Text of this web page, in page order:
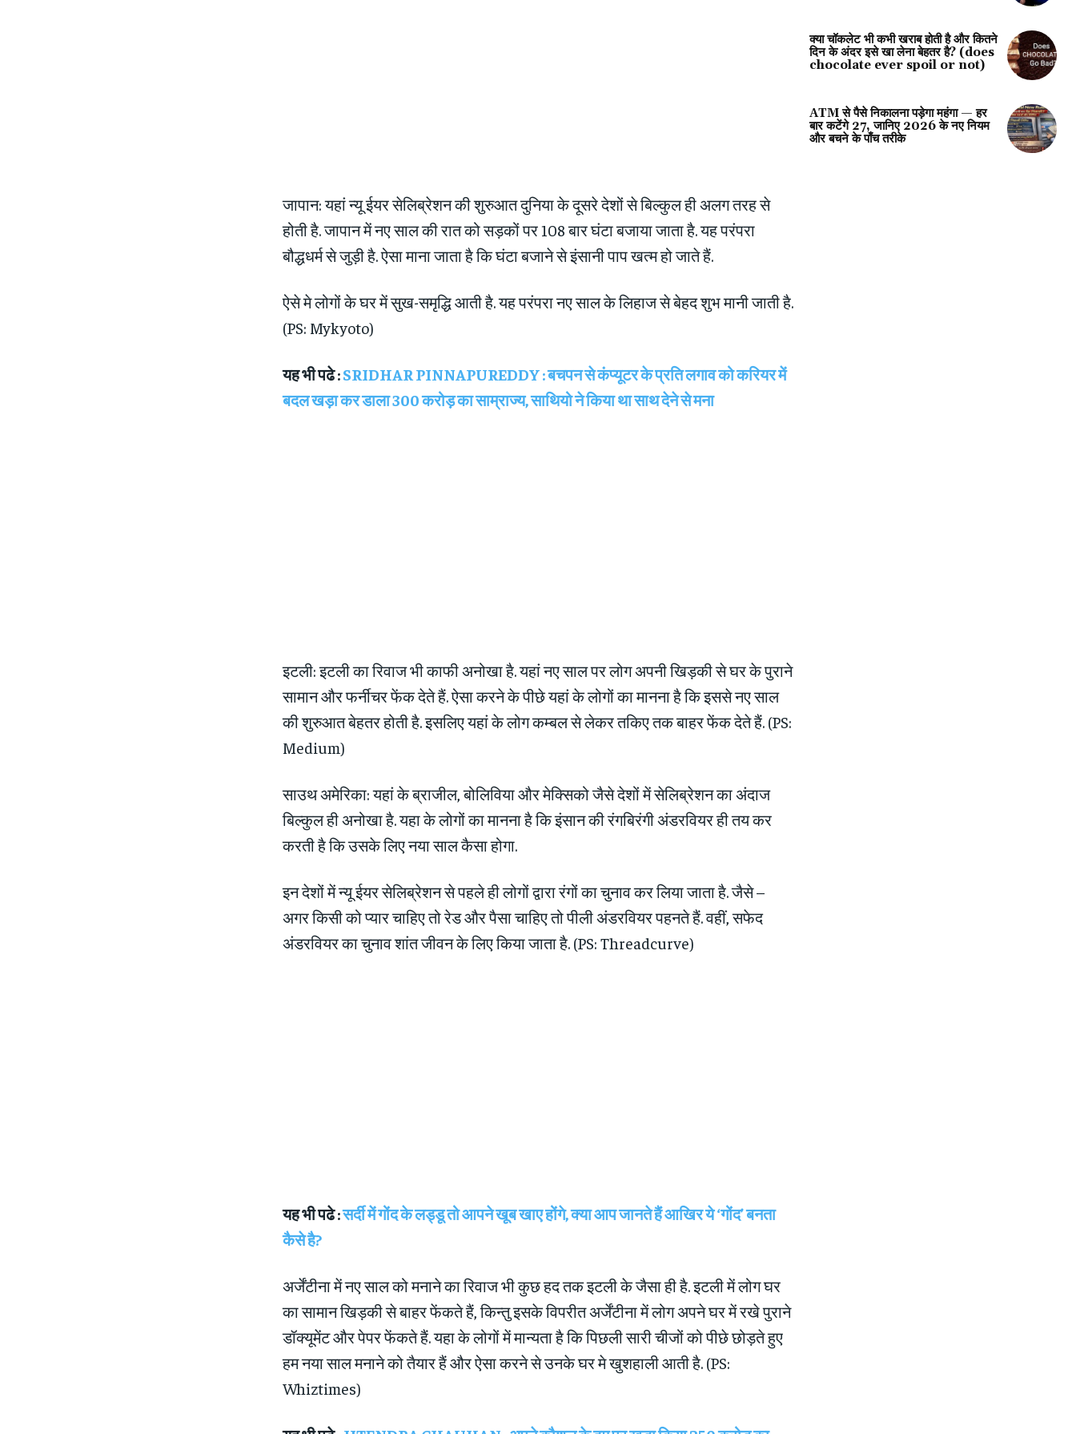
जापान: यहां न्‍यू ईयर सेलिब्रेशन की शुरुआत दुनिया के दूसरे देशों से बिल्‍कुल ही अलग तरह से
होती है. जापान में नए साल की रात को सड़कों पर 108 बार घंटा बजाया जाता है. यह परंपरा
बौद्धधर्म से जुड़ी है. ऐसा माना जाता है कि घंटा बजाने से इंसानी पाप खत्‍म हो जाते हैं.
ऐसे मे लोगों के घर में सुख-समृद्ध‍ि आती है. यह परंपरा नए साल के लिहाज से बेहद शुभ मानी जाती है.
(PS: Mykyoto)
यह भी पढे :SRIDHAR PINNAPUREDDY : बचपन से कंप्यूटर के प्रति लगाव को करियर में
बदल खड़ा कर डाला 300 करोड़ का साम्राज्य, साथियो ने किया था साथ देने से मना
इटली: इटली का रिवाज भी काफी अनोखा है. यहां नए साल पर लोग अपनी खिड़की से घर के पुराने
सामान और फर्नीचर फेंक देते हैं. ऐसा करने के पीछे यहां के लोगों का मानना है कि इससे नए साल
की शुरुआत बेहतर होती है. इसलिए यहां के लोग कम्‍बल से लेकर तकिए तक बाहर फेंक देते हैं. (PS:
Medium)
साउथ अमेरिका: यहां के ब्राजील, बोलिविया और मेक्सिको जैसे देशों में सेलिब्रेशन का अंदाज
बिल्‍कुल ही अनोखा है. यहा के लोगों का मानना है कि इंसान की रंगबिरंगी अंडरवियर ही तय कर
करती है कि उसके लिए नया साल कैसा होगा.
इन देशों में न्‍यू ईयर सेलिब्रेशन से पहले ही लोगों द्वारा रंगों का चुनाव कर लिया जाता है. जैसे –
अगर किसी को प्‍यार चाहिए तो रेड और पैसा चाहिए तो पीली अंडरवियर पहनते हैं. वहीं, सफेद
अंड‍रवियर का चुनाव शांत जीवन के लिए किया जाता है. (PS: Threadcurve)
यह भी पढे :सर्दी में गोंद के लड्डू तो आपने खूब खाए होंगे, क्या आप जानते हैं आखिर ये ‘गोंद’ बनता
कैसे है?
अर्जेंटीना में नए साल को मनाने का रिवाज भी कुछ हद तक इटली के जैसा ही है. इटली में लोग घर
का सामान खिड़की से बाहर फेंकते हैं, किन्तु इसके विपरीत अर्जेंटीना में लोग अपने घर में रखे पुराने
डॉक्‍यूमेंट और पेपर फेंकते हैं. यहा के लोगों में मान्‍यता है कि पिछली सारी चीजों को पीछे छोड़ते हुए
हम नया साल मनाने को तैयार हैं और ऐसा करने से उनके घर मे खुशहाली आती है. (PS:
Whiztimes)
क्या चॉकलेट भी कभी खराब होती है और कितने
दिन के अंदर इसे खा लेना बेहतर है? (does
chocolate ever spoil or not)
ATM से पैसे निकालना पड़ेगा महंगा — हर
बार कटेंगे ₹27, जानिए 2026 के नए नियम
और बचने के पाँच तरीके